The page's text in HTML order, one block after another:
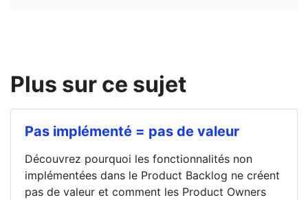
Plus sur ce sujet
Pas implémenté = pas de valeur
Découvrez pourquoi les fonctionnalités non
implémentées dans le Product Backlog ne créent
pas de valeur et comment les Product Owners